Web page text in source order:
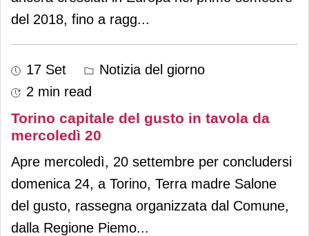
del 2018, fino a ragg...
17 Set
Notizia del giorno
2 min read
Torino capitale del gusto in tavola da
mercoledì 20
Apre mercoledì, 20 settembre per concludersi
domenica 24, a Torino, Terra madre Salone
del gusto, rassegna organizzata dal Comune,
dalla Regione Piemo...